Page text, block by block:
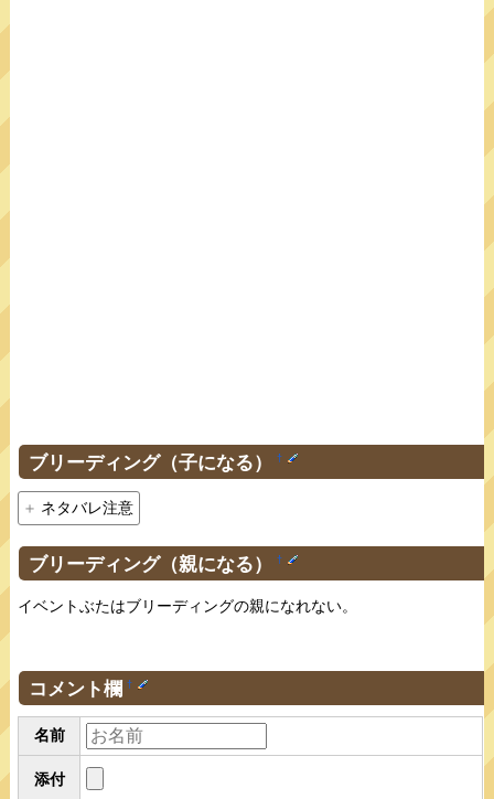
ブリーディング（子になる） †
ネタバレ注意
ブリーディング（親になる） †
イベントぶたはブリーディングの親になれない。
コメント欄 †
名前
添付